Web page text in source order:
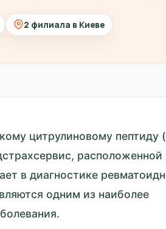
2 филиала в Киеве
цитрулиновому пептиду
расположенной
в диагностике
одним из наиболее